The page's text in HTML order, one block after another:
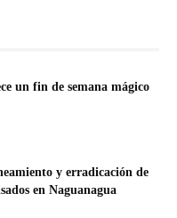
un fin de semana mágico
y erradicación de
en Naguanagua